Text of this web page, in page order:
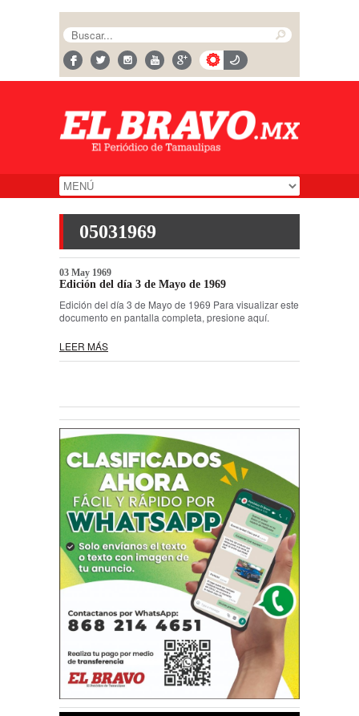
05031969
03 May 1969
Edición del día 3 de Mayo de 1969
Edición del día 3 de Mayo de 1969 Para visualizar este
documento en pantalla completa, presione aquí.
LEER MÁS